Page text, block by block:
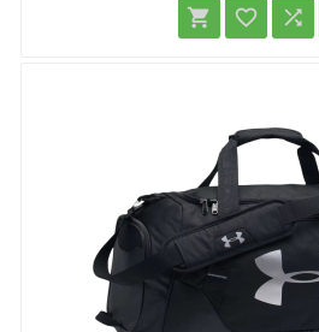
  